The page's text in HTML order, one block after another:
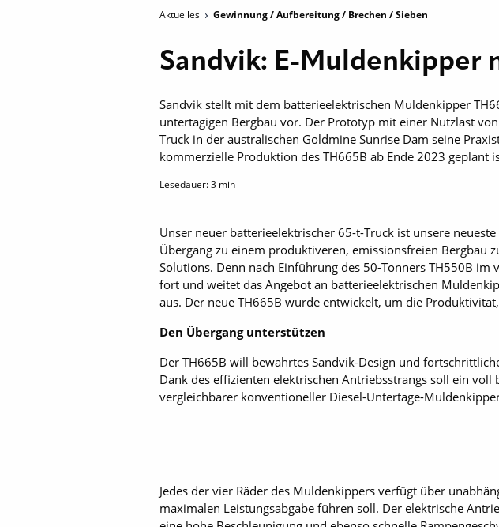
Aktuelles Gewinnung / Aufbereitung / Brechen / Sieben
Sandvik: E-Muldenkipper
Sandvik stellt mit dem batterieelektrischen Muldenkipper
untertägigen Bergbau vor. Der Prototyp mit einer Nutzlast
Truck in der australischen Goldmine Sunrise Dam seine
kommerzielle Produktion des TH665B ab Ende 2023 geplant
Lesedauer:3 min
Unser neuer batterieelektrischer 65-t-Truck ist unsere
Übergang zu einem produktiveren, emissionsfreien Bergbau
Solutions. Denn nach Einführung des 50-Tonners TH550B im
fort und weitet das Angebot an batterieelektrischen
aus. Der neue TH665B wurde entwickelt, um die
Den Übergang unterstützen
Der TH665B will bewährtes Sandvik-Design und
Dank des effizienten elektrischen Antriebsstrangs soll ein
vergleichbarer konventioneller Diesel-Untertage-
Jedes der vier Räder des Muldenkippers verfügt über
maximalen Leistungsabgabe führen soll. Der elektrische